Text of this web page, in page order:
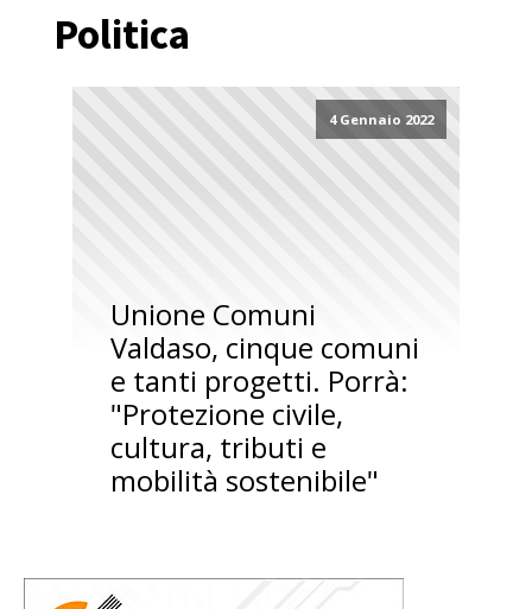
Politica
4 Gennaio 2022
Unione Comuni
Valdaso, cinque comuni
e tanti progetti. Porrà:
"Protezione civile,
cultura, tributi e
mobilità sostenibile"